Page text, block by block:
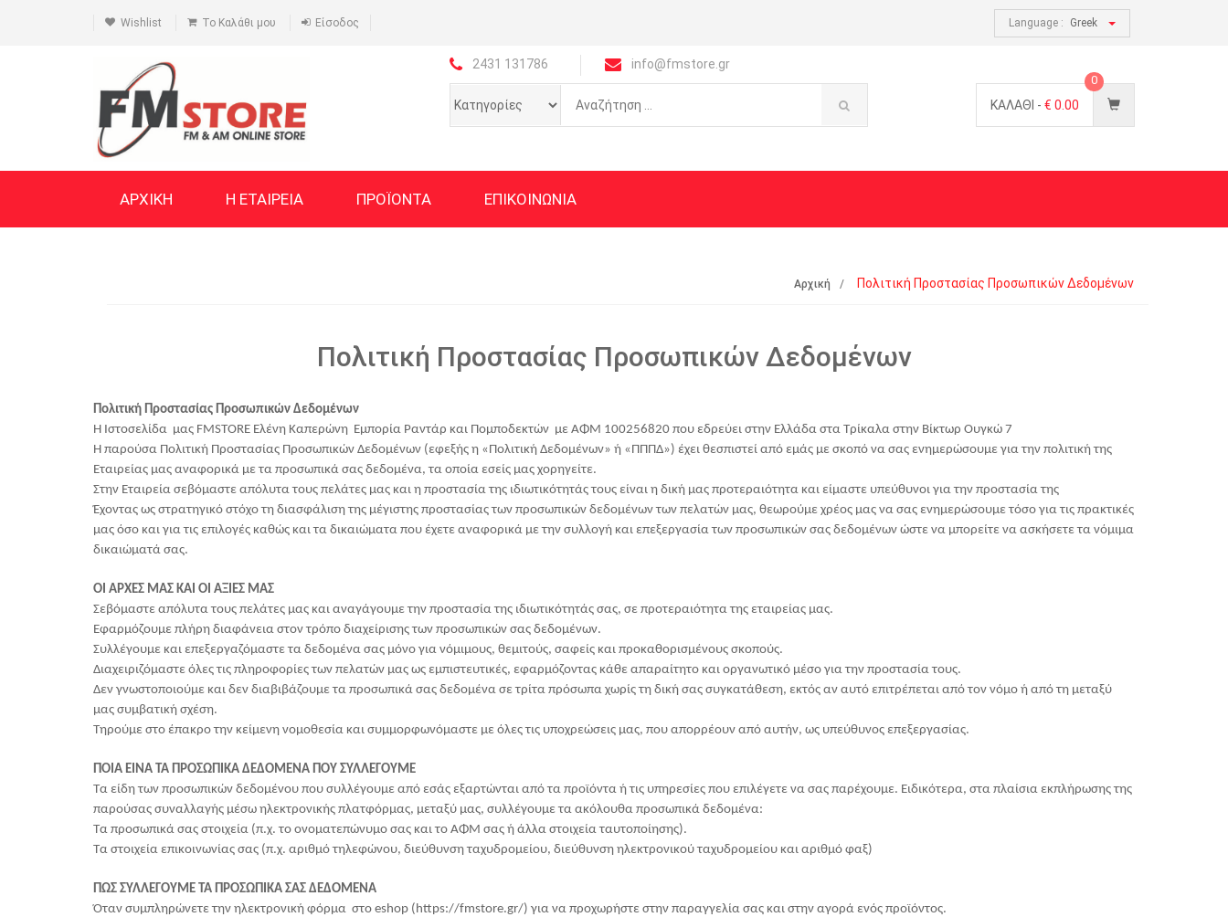
Wishlist Το Καλάθι μου Είσοδος Language : Greek
2431 131786 info@fmstore.gr
ΚΑΛΑΘΙ - € 0.00
0
ΑΡΧΙΚΗ Η ΕΤΑΙΡΕΙΑ ΠΡΟΪΟΝΤΑ ΕΠΙΚΟΙΝΩΝΙΑ
Αρχική Πολιτική Προστασίας Προσωπικών Δεδομένων
Πολιτική Προστασίας Προσωπικών Δεδομένων
Πολιτική Προστασίας Προσωπικών Δεδομένων
Η Ιστοσελίδα μας FMSTORE Ελένη Καπερώνη Εμπορία Ραντάρ και Πομποδεκτών με ΑΦΜ 100256820 που εδρεύει στην Ελλάδα στα Τρίκαλα στην Βίκτωρ Ουγκώ 7
Η παρούσα Πολιτική Προστασίας Προσωπικών Δεδομένων (εφεξής η «Πολιτική Δεδομένων» ή «ΠΠΠΔ») έχει θεσπιστεί από εμάς με σκοπό να σας ενημερώσουμε για την πολιτική της
Εταιρείας μας αναφορικά με τα προσωπικά σας δεδομένα, τα οποία εσείς μας χορηγείτε.
Στην Εταιρεία σεβόμαστε απόλυτα τους πελάτες μας και η προστασία της ιδιωτικότητάς τους είναι η δική μας προτεραιότητα και είμαστε υπεύθυνοι για την προστασία της
Έχοντας ως στρατηγικό στόχο τη διασφάλιση της μέγιστης προστασίας των προσωπικών δεδομένων των πελατών μας, θεωρούμε χρέος μας να σας ενημερώσουμε τόσο για τις πρακτικές
μας όσο και για τις επιλογές καθώς και τα δικαιώματα που έχετε αναφορικά με την συλλογή και επεξεργασία των προσωπικών σας δεδομένων ώστε να μπορείτε να ασκήσετε τα νόμιμα
δικαιώματά σας.
ΟΙ ΑΡΧΕΣ ΜΑΣ ΚΑΙ ΟΙ ΑΞΙΕΣ ΜΑΣ
Σεβόμαστε απόλυτα τους πελάτες μας και αναγάγουμε την προστασία της ιδιωτικότητάς σας, σε προτεραιότητα της εταιρείας μας.
Εφαρμόζουμε πλήρη διαφάνεια στον τρόπο διαχείρισης των προσωπικών σας δεδομένων.
Συλλέγουμε και επεξεργαζόμαστε τα δεδομένα σας μόνο για νόμιμους, θεμιτούς, σαφείς και προκαθορισμένους σκοπούς.
Διαχειριζόμαστε όλες τις πληροφορίες των πελατών μας ως εμπιστευτικές, εφαρμόζοντας κάθε απαραίτητο και οργανωτικό μέσο για την προστασία τους.
Δεν γνωστοποιούμε και δεν διαβιβάζουμε τα προσωπικά σας δεδομένα σε τρίτα πρόσωπα χωρίς τη δική σας συγκατάθεση, εκτός αν αυτό επιτρέπεται από τον νόμο ή από τη μεταξύ
μας συμβατική σχέση.
Τηρούμε στο έπακρο την κείμενη νομοθεσία και συμμορφωνόμαστε με όλες τις υποχρεώσεις μας, που απορρέουν από αυτήν, ως υπεύθυνος επεξεργασίας.
ΠΟΙΑ ΕΙΝΑ ΤΑ ΠΡΟΣΩΠΙΚΑ ΔΕΔΟΜΕΝΑ ΠΟΥ ΣΥΛΛΕΓΟΥΜΕ
Τα είδη των προσωπικών δεδομένου που συλλέγουμε από εσάς εξαρτώνται από τα προϊόντα ή τις υπηρεσίες που επιλέγετε να σας παρέχουμε. Ειδικότερα, στα πλαίσια εκπλήρωσης της
παρούσας συναλλαγής μέσω ηλεκτρονικής πλατφόρμας, μεταξύ μας, συλλέγουμε τα ακόλουθα προσωπικά δεδομένα:
Τα προσωπικά σας στοιχεία (π.χ. το ονοματεπώνυμο σας και το ΑΦΜ σας ή άλλα στοιχεία ταυτοποίησης).
Τα στοιχεία επικοινωνίας σας (π.χ. αριθμό τηλεφώνου, διεύθυνση ταχυδρομείου, διεύθυνση ηλεκτρονικού ταχυδρομείου και αριθμό φαξ)
ΠΩΣ ΣΥΛΛΕΓΟΥΜΕ ΤΑ ΠΡΟΣΩΠΙΚΑ ΣΑΣ ΔΕΔΟΜΕΝΑ
Όταν συμπληρώνετε την ηλεκτρονική φόρμα στο eshop (https://fmstore.gr/) για να προχωρήστε στην παραγγελία σας και στην αγορά ενός προϊόντος.